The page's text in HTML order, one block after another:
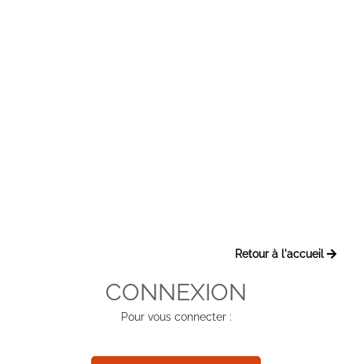
Retour à l'accueil
CONNEXION
Pour vous connecter :